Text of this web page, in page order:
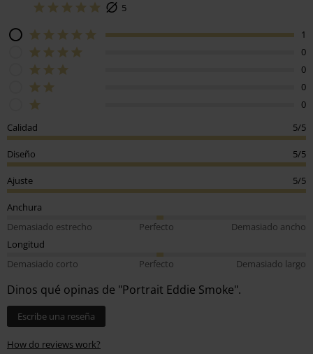
5
1
0
0
0
0
Calidad
5/5
Diseño 5/5
Ajuste 5/5
Anchura
Demasiado estrecho
Perfecto
Demasiado ancho
Longitud
Demasiado corto
Perfecto Demasiado largo
Dinos qué opinas de "Portrait Eddie Smoke".
Escribe una reseña
How do reviews work?